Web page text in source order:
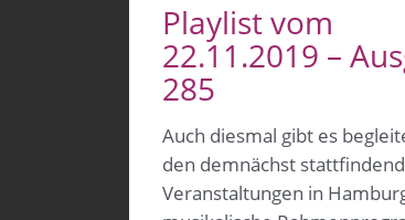
Playlist vom
22.11.2019 –
285
Auch diesmal gibt es
den demnächst
Veranstaltungen in